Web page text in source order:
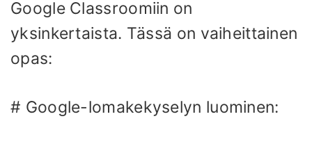
Google Classroomiin on
yksinkertaista. Tässä on vaiheittainen
opas:
# Google-lomakekyselyn luominen: